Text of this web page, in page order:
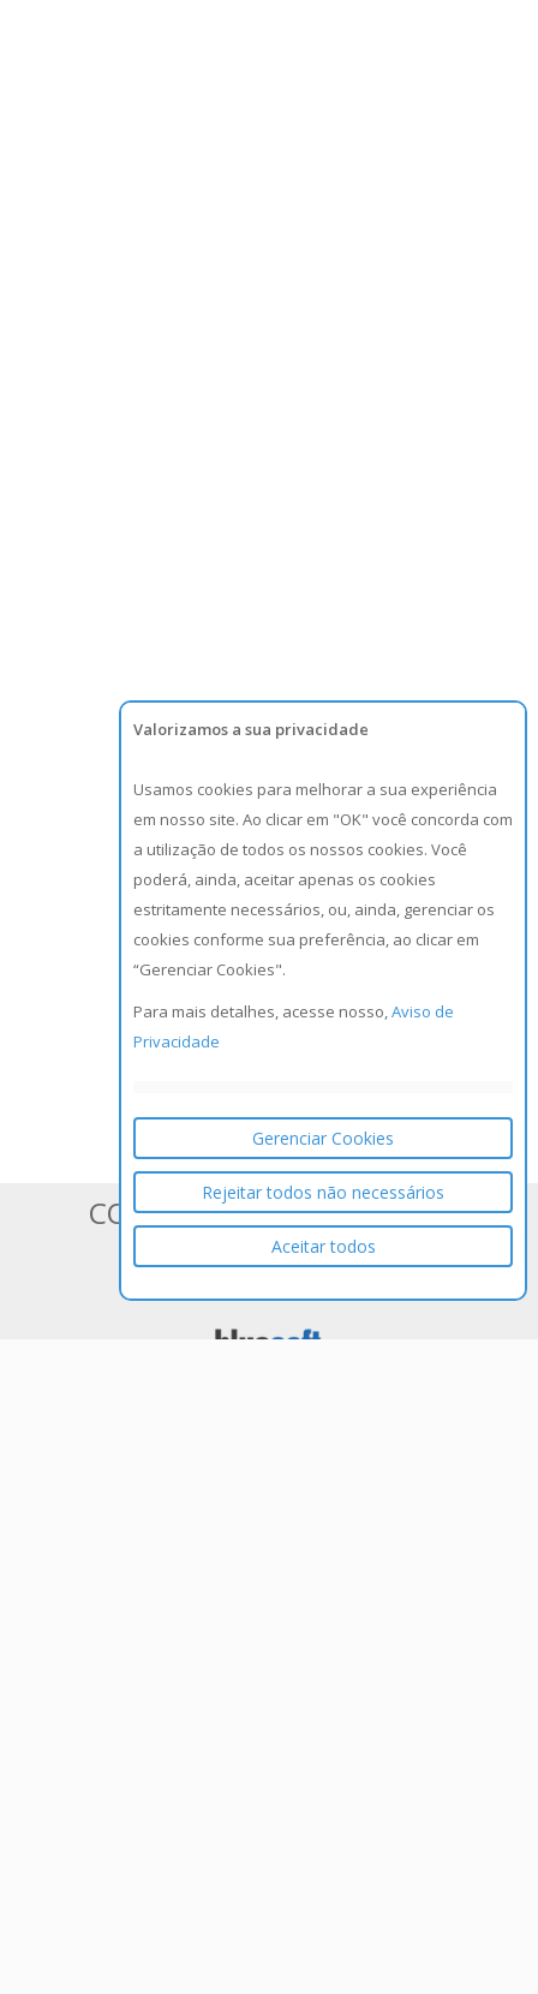
CONHEÇA OS SISTEMAS DA
BLUESOFT
Valorizamos a sua privacidade
Usamos cookies para melhorar a sua experiência
em nosso site. Ao clicar em "OK" você concorda com
a utilização de todos os nossos cookies. Você
poderá, ainda, aceitar apenas os cookies
estritamente necessários, ou, ainda, gerenciar os
cookies conforme sua preferência, ao clicar em
“Gerenciar Cookies".
Para mais detalhes, acesse nosso,Aviso de
Privacidade
Gerenciar Cookies
Rejeitar todos não necessários
Aceitar todos